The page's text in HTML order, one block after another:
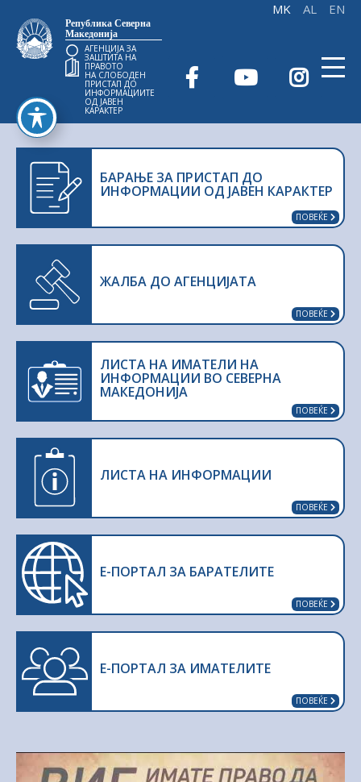
Република Северна
Македонија
АГЕНЦИЈА ЗА
ЗАШТИТА НА
ПРАВОТО
НА СЛОБОДЕН
ПРИСТАП ДО
ИНФОРМАЦИИТЕ
ОД ЈАВЕН
КАРАКТЕР
БАРАЊЕ ЗА ПРИСТАП ДО
ИНФОРМАЦИИ ОД ЈАВЕН КАРАКТЕР
ПОВЕЌЕ
ЖАЛБА ДО АГЕНЦИЈАТА
ПОВЕЌЕ
ЛИСТА НА ИМАТЕЛИ НА
ИНФОРМАЦИИ ВО СЕВЕРНА
МАКЕДОНИЈА
ПОВЕЌЕ
ЛИСТА НА ИНФОРМАЦИИ
ПОВЕЌЕ
E-ПОРТАЛ ЗА БАРАТЕЛИТЕ
ПОВЕЌЕ
Е-ПОРТАЛ ЗА ИМАТЕЛИТЕ
ПОВЕЌЕ